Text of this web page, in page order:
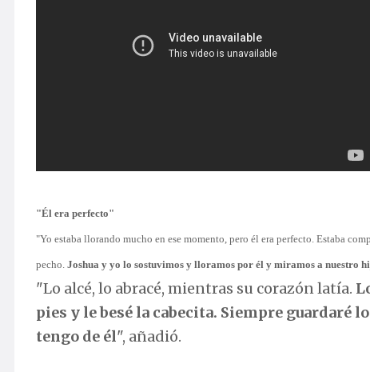
"Él era perfecto"
"Yo estaba llorando mucho en ese momento, pero él era perfecto. Estaba
pecho. Joshua y yo lo sostuvimos y lloramos por él y miramos a nuestro
"Lo alcé, lo abracé, mientras su corazón latía.
pies y le besé la cabecita. Siempre guardaré
tengo de él", añadió.